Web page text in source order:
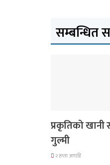
सम्बन्धित
प्रकृतिको खानी
गुल्मी
२ हप्ता अगाडि